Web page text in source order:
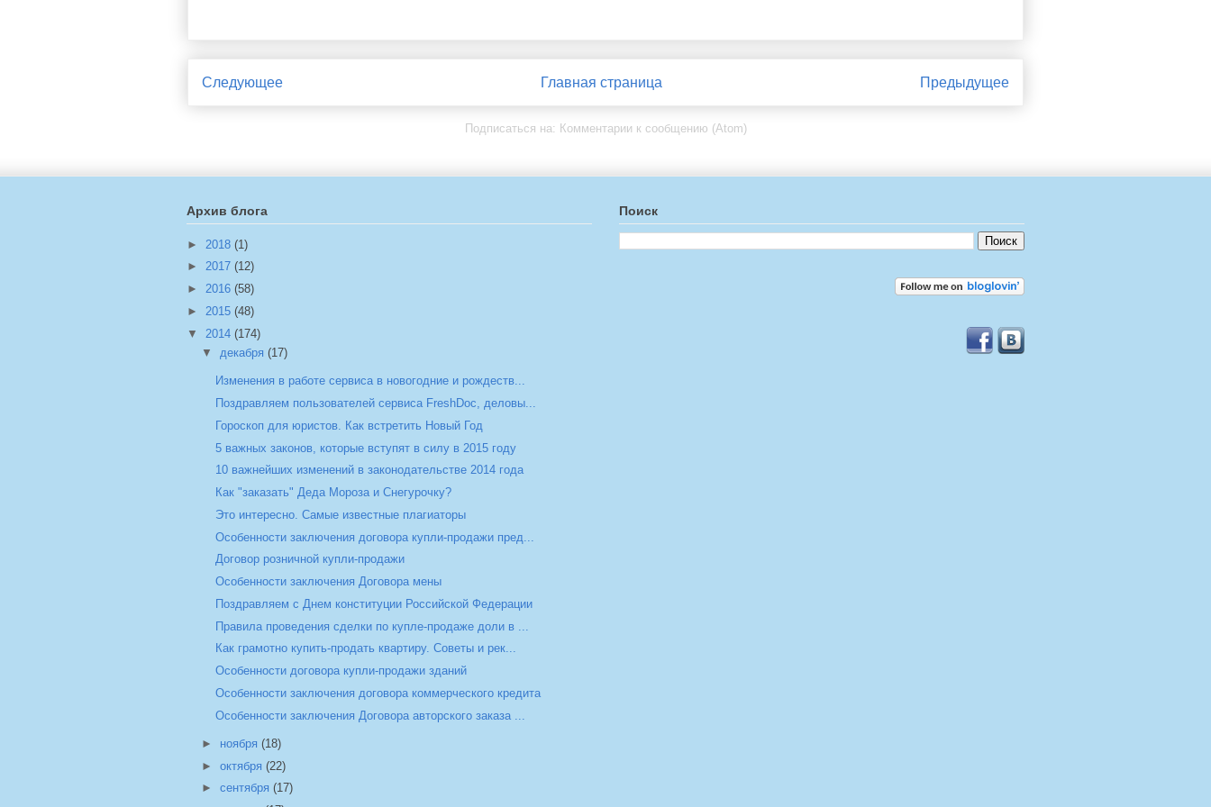
Следующее Предыдущее
Главная страница
Подписаться на: Комментарии к сообщению (Atom)
Архив блога
► 2018 (1)
► 2017 (12)
► 2016 (58)
► 2015 (48)
▼ 2014 (174)
▼ декабря (17)
Изменения в работе сервиса в новогодние и рождеств...
Поздравляем пользователей сервиса FreshDoc, деловы...
Гороскоп для юристов. Как встретить Новый Год
5 важных законов, которые вступят в силу в 2015 году
10 важнейших изменений в законодательстве 2014 года
Как "заказать" Деда Мороза и Снегурочку?
Это интересно. Самые известные плагиаторы
Особенности заключения договора купли-продажи пред...
Договор розничной купли-продажи
Особенности заключения Договора мены
Поздравляем с Днем конституции Российской Федерации
Правила проведения сделки по купле-продаже доли в ...
Как грамотно купить-продать квартиру. Советы и рек...
Особенности договора купли-продажи зданий
Особенности заключения договора коммерческого кредита
Особенности заключения Договора авторского заказа ...
► ноября (18)
► октября (22)
► сентября (17)
Поиск